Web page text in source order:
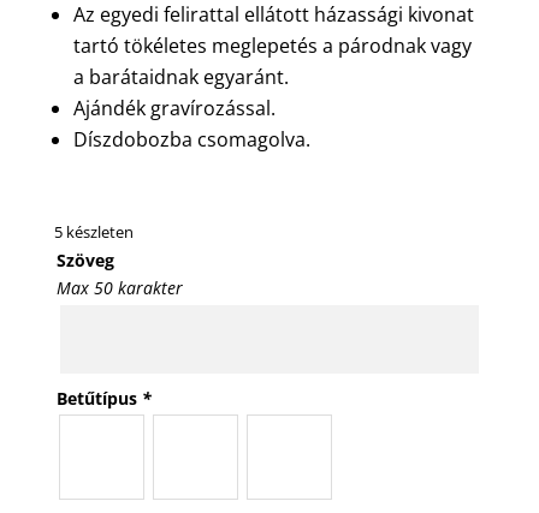
Az egyedi felirattal ellátott házassági kivonat
tartó tökéletes meglepetés a párodnak vagy
a barátaidnak egyaránt.
Ajándék gravírozással.
Díszdobozba csomagolva.
5 készleten
Szöveg
Max 50 karakter
Betűtípus *